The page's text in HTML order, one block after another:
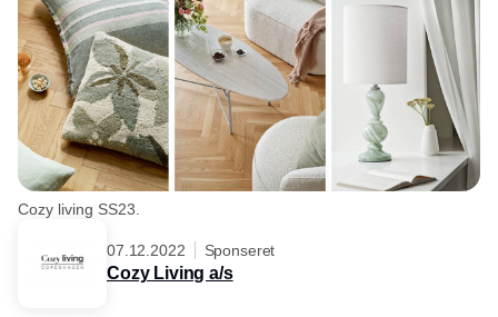
Cozy living SS23.
07.12.2022 Sponseret
Cozy Living a/s